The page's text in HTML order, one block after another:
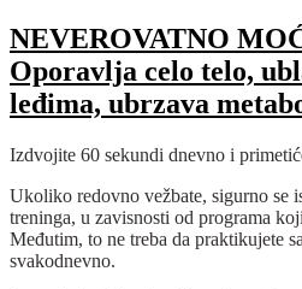
NEVEROVATNO
Oporavlja celo telo,
leđima, ubrzava
Izdvojite 60 sekundi dnevno i
Ukoliko redovno vežbate, sigurno se
treninga, u zavisnosti od programa
Međutim, to ne treba da praktikujete
svakodnevno.